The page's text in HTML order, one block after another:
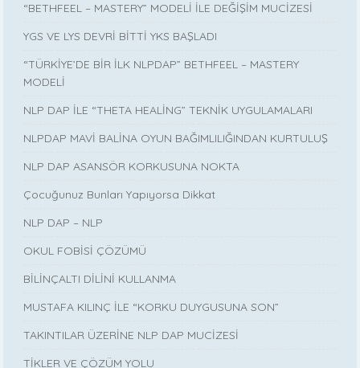
“BETHFEEL – MASTERY” MODELİ İLE DEĞİŞİM MUCİZESİ
YGS VE LYS DEVRİ BİTTİ YKS BAŞLADI
“TÜRKİYE’DE BİR İLK NLPDAP” BETHFEEL – MASTERY
MODELİ
NLP DAP İLE “THETA HEALİNG” TEKNİK UYGULAMALARI
NLPDAP MAVİ BALİNA OYUN BAĞIMLILIĞINDAN KURTULUŞ
NLP DAP ASANSÖR KORKUSUNA NOKTA
Çocuğunuz Bunları Yapıyorsa Dikkat
NLP DAP – NLP
OKUL FOBİSİ ÇÖZÜMÜ
BİLİNÇALTI DİLİNİ KULLANMA
MUSTAFA KILINÇ İLE “KORKU DUYGUSUNA SON”
TAKINTILAR ÜZERİNE NLP DAP MUCİZESİ
TİKLER VE ÇÖZÜM YOLU